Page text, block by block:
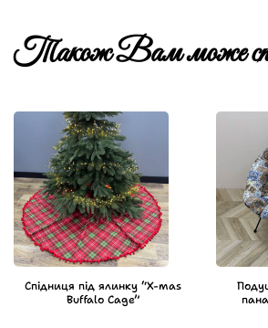
Також Вам може
Спідниця під ялинку “X-mas
Buffalo Cage”